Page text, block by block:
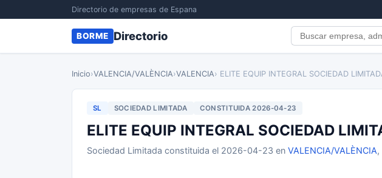
Directorio de empresas de Espana
BORME Directorio
Inicio›VALENCIA/VALÈNCIA›VALENCIA› ELITE EQUIP INTEGRAL SOCIEDAD
SL SOCIEDAD LIMITADA CONSTITUIDA 2026-04-23
ELITE EQUIP INTEGRAL SOCIEDAD
Sociedad Limitada constituida el 2026-04-23 en VALENCIA/VALÈNCIA,